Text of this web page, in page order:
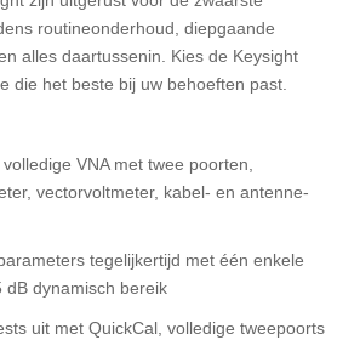
routineonderhoud, diepgaande
alles daartussenin. Kies de Keysight
die het beste bij uw behoeften past.
VNA met twee poorten,
vectorvoltmeter, kabel- en antenne-
tegelijkertijd met één enkele
dB dynamisch bereik
uit met QuickCal, volledige tweepoorts